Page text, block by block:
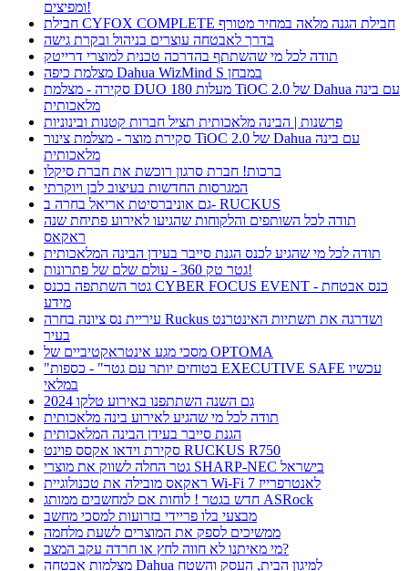
ומפיצים!
חבילת CYFOX COMPLETE חבילת הגנה מלאה במחיר מטורף
בדרך לאבטחה עוצרים בניהול ובקרת גישה
תודה לכל מי שהשתתף בהדרכה טכנית למוצרי דרייטק
מצלמת כיפה Dahua WizMind S במבחן
סקירה - מצלמת DUO 180 מעלות TiOC 2.0 של Dahua עם בינה
מלאכותית
פרשנות | הבינה מלאכותית תציל חברות קטנות ובינוניות
סקירת מוצר - מצלמת צינור TiOC 2.0 של Dahua עם בינה
מלאכותית
ברכות! חברת סרגון רוכשת את חברת סיקלו
המגרסות החדשות בעיצוב לבן ויוקרתי
גם אוניברסיטת אריאל בחרה ב- RUCKUS
תודה לכל השותפים והלקוחות שהגיעו לאירוע פתיחת שנה
ראקאס
תודה לכל מי שהגיע לכנס הגנת סייבר בעידן הבינה המלאכותית
גטר טק 360 - עולם שלם של פתרונות!
גטר השתתפה בכנס CYBER FOCUS EVENT - כנס אבטחת
מידע
עיריית נס ציונה בחרה Ruckus ושדרגה את תשתיות האינטרנט
בעיר
מסכי מגע אינטראקטיביים של OPTOMA
"בטוחים יותר עם גטר" - כספות EXECUTIVE SAFE עכשיו
במלאי
גם השנה השתתפנו באירוע טלקו 2024
תודה לכל מי שהגיע לאירוע בינה מלאכותית
הגנת סייבר בעידן הבינה המלאכותית
סקירת וידאו אקסס פוינט RUCKUS R750
גטר החלה לשווק את מוצרי SHARP-NEC בישראל
ראקאס מובילה את טכנולוגיית Wi-Fi 7 לאנטרפרייז
חדש בגטר ! לוחות אם למחשבים ממותג ASRock
מבצעי בלו פריידי בזרועות למסכי מחשב
ממשיכים לספק את המוצרים לשעת מלחמה
מי מאיתנו לא חווה לחץ או חרדה עקב המצב?
מצלמות אבטחה Dahua למיגון הבית, העסק והשטח